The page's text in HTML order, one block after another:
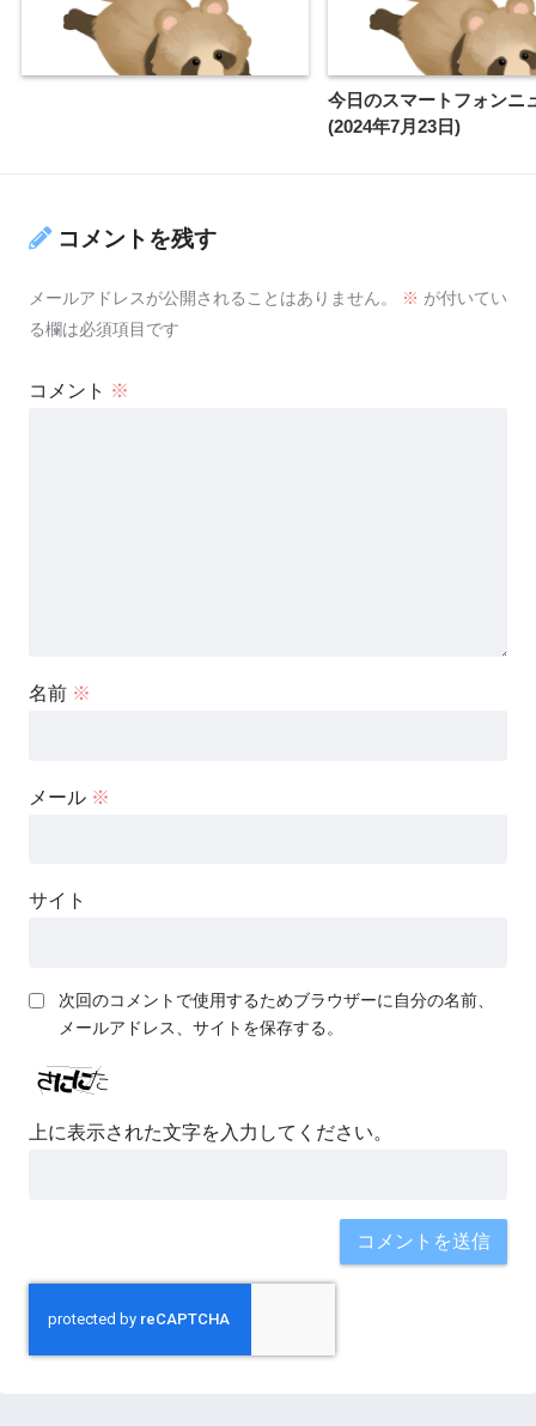
今日のスマートフォンニ
(2024年7月23日)
コメントを残す
メールアドレスが公開されることはありません。 ※ が付いてい
る欄は必須項目です
コメント ※
名前 ※
メール ※
サイト
次回のコメントで使用するためブラウザーに自分の名前、
メールアドレス、サイトを保存する。
上に表示された文字を入力してください。